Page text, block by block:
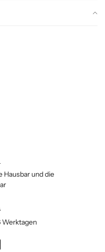
und die
Werktagen